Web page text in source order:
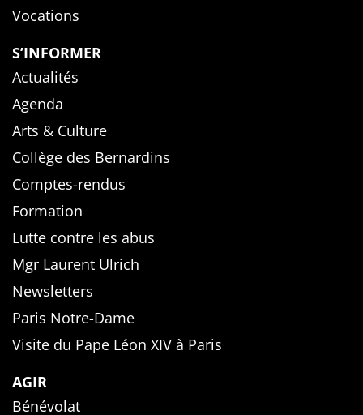
Vocations
S’INFORMER
Actualités
Agenda
Arts & Culture
Collège des Bernardins
Comptes-rendus
Formation
Lutte contre les abus
Mgr Laurent Ulrich
Newsletters
Paris Notre-Dame
Visite du Pape Léon XIV à Paris
AGIR
Bénévolat